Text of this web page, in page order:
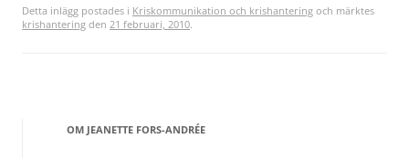
Detta inlägg postades i Kriskommunikation och krishantering och märktes
krishantering den 21 februari, 2010.
OM JEANETTE FORS-ANDRÉE